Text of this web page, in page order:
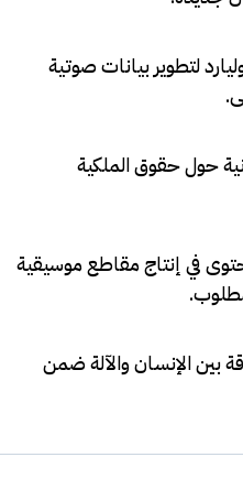
لتطوير بيانات صوتية
.
حول حقوق الملكية
في إنتاج مقاطع موسيقية
.
بين الإنسان والآلة ضمن